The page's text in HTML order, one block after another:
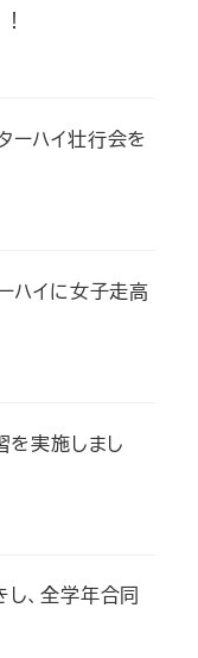
ーハイ壮行会を
ハイに女子走高
を実施しまし
し、全学年合同